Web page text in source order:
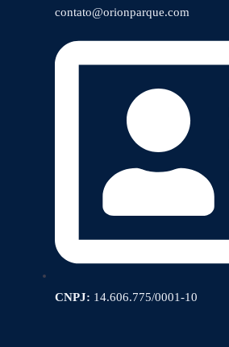
contato@orionparque.com
CNPJ: 14.606.775/0001-10